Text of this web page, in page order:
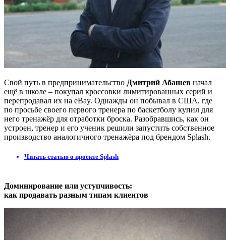
Свой путь в предпринимательство Дмитрий Абашев начал
ещё в школе – покупал кроссовки лимитированных серий и
перепродавал их на eBay. Однажды он побывал в США, где
по просьбе своего первого тренера по баскетболу купил для
него тренажёр для отработки броска. Разобравшись, как он
устроен, тренер и его ученик решили запустить собственное
производство аналогичного тренажёра под брендом Splash.
Читать статью о проекте Splash
Доминирование или уступчивость:
как продавать разным типам клиентов